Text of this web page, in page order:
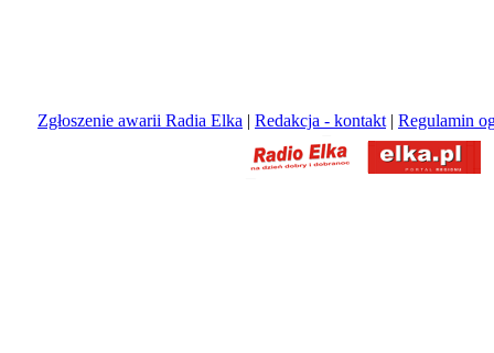
Zgłoszenie awarii Radia Elka | Redakcja - kontakt | Regulamin